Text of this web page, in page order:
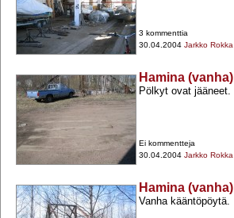
3 kommenttia
30.04.2004 Jarkko Rokka
Hamina (vanha)
Pölkyt ovat jääneet.
Ei kommentteja
30.04.2004 Jarkko Rokka
Hamina (vanha)
Vanha kääntöpöytä.